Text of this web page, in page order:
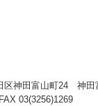
神田富山町24 神田
03(3256)1269